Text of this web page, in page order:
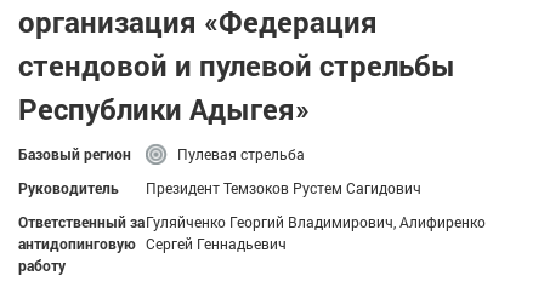
организация «Федерация
стендовой и пулевой стрельбы
Республики Адыгея»
Базовый регион
Пулевая стрельба
Руководитель
Президент Темзоков Рустем Сагидович
Ответственный за
антидопинговую
работу
Гуляйченко Георгий Владимирович, Алифиренко
Сергей Геннадьевич